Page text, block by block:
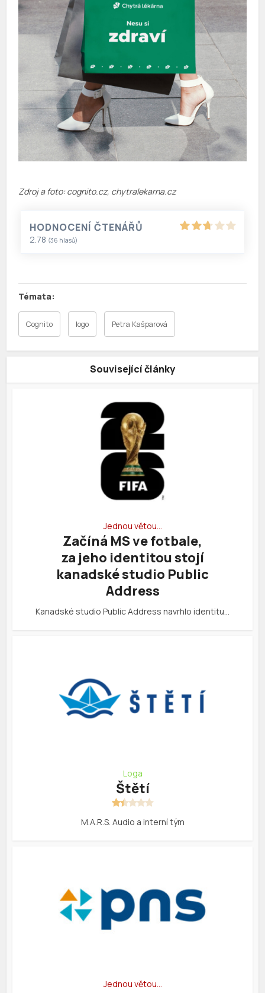
Zdroj a foto: cognito.cz, chytralekarna.cz
HODNOCENÍ ČTENÁŘŮ
2.78 (36 hlasů)
Cognito logo Petra Kašparová
Související články
Jednou větou…
Začíná MS ve fotbale,
za jeho identitou stojí
kanadské studio Public
Address
Kanadské studio Public Address navrhlo identitu…
Loga
Štětí
M.A.R.S. Audio a interní tým
Jednou větou…